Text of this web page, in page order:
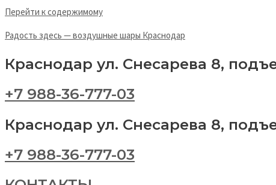
Перейти к содержимому
Радость здесь — воздушные шары Краснодар
Краснодар ул. Снесарева 8,
+7 988-36-777-03
Краснодар ул. Снесарева 8,
+7 988-36-777-03